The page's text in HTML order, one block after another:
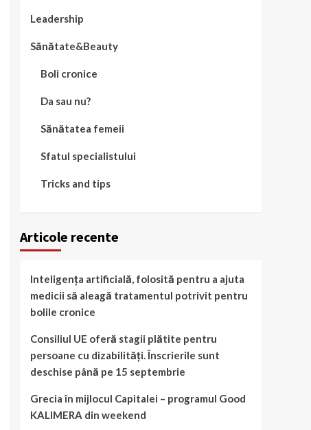
Leadership
Sănătate&Beauty
Boli cronice
Da sau nu?
Sănătatea femeii
Sfatul specialistului
Tricks and tips
Articole recente
Inteligența artificială, folosită pentru a ajuta
medicii să aleagă tratamentul potrivit pentru
bolile cronice
Consiliul UE oferă stagii plătite pentru
persoane cu dizabilități. Înscrierile sunt
deschise până pe 15 septembrie
Grecia în mijlocul Capitalei – programul Good
KALIMERA din weekend